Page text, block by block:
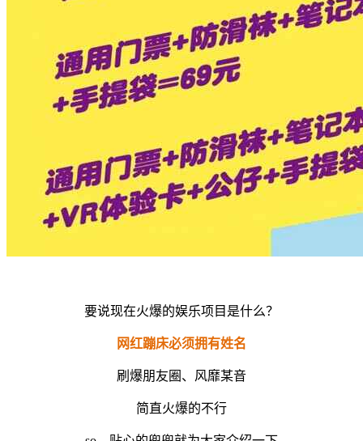
要说现在火爆的娱乐项目是什么？
网红蹦床必须拥有姓名
刷爆朋友圈、风靡某音
简直火爆的不行